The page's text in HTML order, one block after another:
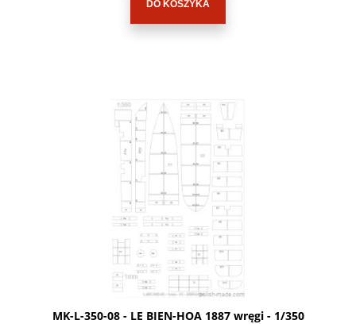
DO KOSZYKA
MK-L-350-08 - LE BIEN-HOA 1887 wręgi - 1/350